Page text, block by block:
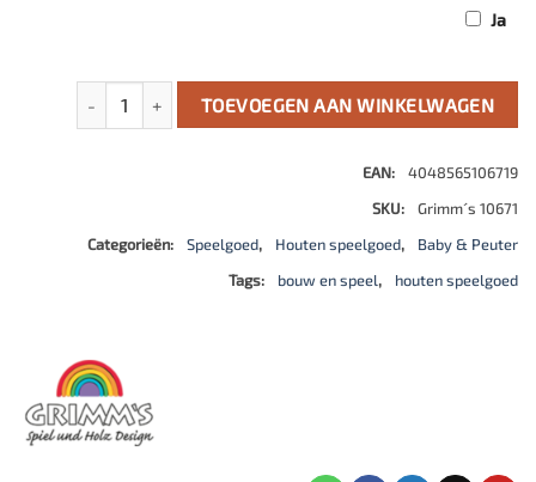
Ja
Grote Regenboog weide groen aantal
TOEVOEGEN AAN WINKELWAGEN
EAN:
4048565106719
SKU:
Grimm´s 10671
Categorieën:
Speelgoed, Houten speelgoed,
Baby & Peuter
Tags:
bouw en speel, houten speelgoed